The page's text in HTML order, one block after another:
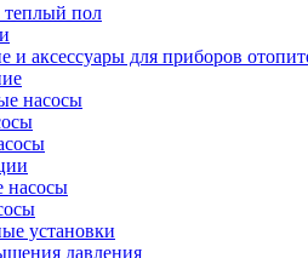
теплый пол
и аксессуары для приборов
насосы
насосы
установки
давления